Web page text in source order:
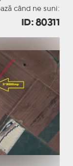
când ne suni:
ID: 80311